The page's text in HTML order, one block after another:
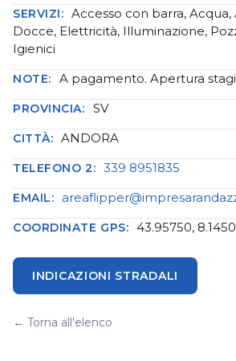
SERVIZI: Accesso con barra,
Docce, Elettricità, Illuminazione,
Igienici
NOTE: A pagamento. Apertura
PROVINCIA: SV
CITTÀ: ANDORA
TELEFONO 2: 339 8951835
EMAIL:
COORDINATE GPS: 43.95750,
INDICAZIONI STRADALI
← Torna all'elenco